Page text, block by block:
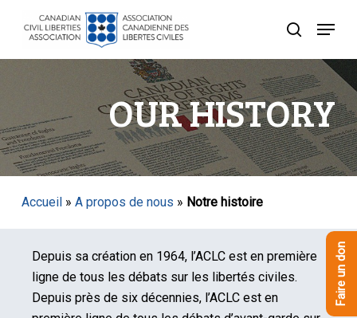
recherche
Menu
OUR HISTORY
Accueil» A propos de nous » Notre histoire
Depuis sa création en 1964, l’ACLC est en première
ligne de tous les débats sur les libertés civiles.
Depuis près de six décennies, l’ACLC est en
Menu
Faire un don